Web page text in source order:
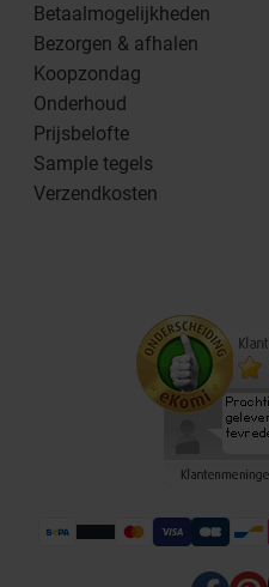
Betaalmogelijkheden
Bezorgen & afhalen
Koopzondag
Onderhoud
Prijsbelofte
Sample tegels
Verzendkosten